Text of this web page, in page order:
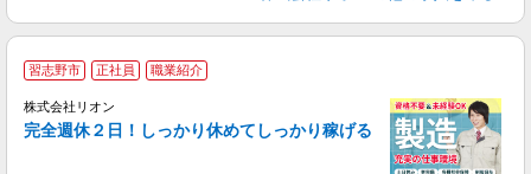
習志野市 正社員 職業紹介
株式会社リオン
完全週休２日！しっかり休めてしっかり稼げる